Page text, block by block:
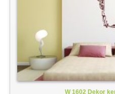
W 1602 Dekor